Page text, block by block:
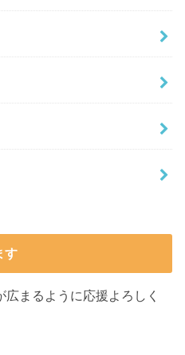
す
まるように応援よろしく